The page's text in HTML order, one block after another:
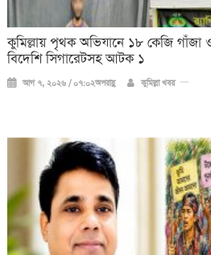
কুমিল্লায় পৃথক অভিযানে ১৮ কেজি
বিদেশি সিগারেটসহ আটক ১
আগ ৭, ২০২৬ / ০৭:০২অপরাহ্ণ কুমিল্লা খবর